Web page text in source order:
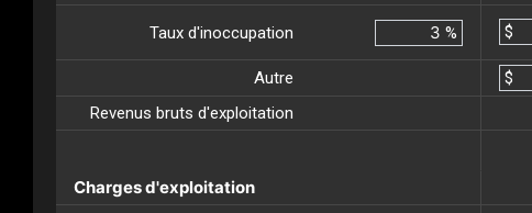
Taux d'inoccupation % $
Autre
$
Revenus bruts d'exploitation
Charges d'exploitation